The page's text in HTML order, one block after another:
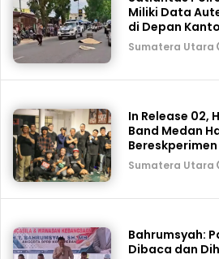
Miliki Data
di Depan
Sumatera Utara
In Release 02,
Band Medan
Bereskperimen
Sumatera Utara
Bahrumsyah:
Dibaca dan